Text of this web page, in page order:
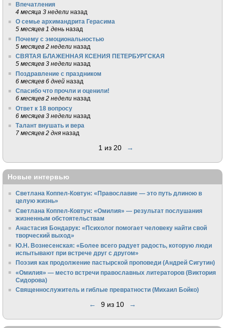
Впечатления
4 месяца 3 недели назад
О семье архимандрита Герасима
5 месяцев 1 день назад
Почему с эмоциональностью
5 месяцев 2 недели назад
СВЯТАЯ БЛАЖЕННАЯ КСЕНИЯ ПЕТЕРБУРГСКАЯ
5 месяцев 3 недели назад
Поздравление с праздником
6 месяцев 6 дней назад
Спасибо что прочли и оценили!
6 месяцев 2 недели назад
Ответ к 18 вопросу
6 месяцев 3 недели назад
Талант внушать и вера
7 месяцев 2 дня назад
1 из 20 →
Новые интервью
Светлана Коппел-Ковтун: «Православие — это путь длиною в
целую жизнь»
Светлана Коппел-Ковтун: «Омилия» — результат послушания
жизненным обстоятельствам
Анастасия Бондарук: «Психолог помогает человеку найти свой
творческий выход»
Ю.Н. Вознесенская: «Более всего радует радость, которую люди
испытывают при встрече друг с другом»
Поэзия как продолжение пастырской проповеди (Андрей Сигутин)
«Омилия» — место встречи православных литераторов (Виктория
Сидорова)
Священнослужитель и гиблые превратности (Михаил Бойко)
← 9 из 10 →